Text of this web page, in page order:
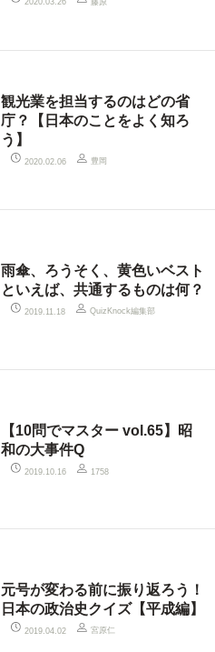
2020.03.26
観光業を担当するのはどの省
庁？【日本のことをよく知ろ
う】
2020.02.06 豊岡
雨傘、ろうそく、黄色いベスト
といえば、共通するものは何？
2019.11.18 QuizKnock編集部
【10問でマスター vol.65】昭
和の大事件Q
2019.10.16 1758
元号が変わる前に振り返ろう！
日本の政治史クイズ【平成編】
2019.04.02 宮原仁